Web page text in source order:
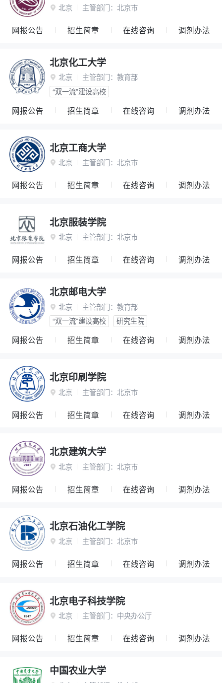
 北京 主管部门： 北京市
网报公告 招生简章 在线咨询 调剂办法
北京化工大学
 北京 主管部门： 教育部
“双一流”建设高校
网报公告 招生简章 在线咨询 调剂办法
北京工商大学
 北京 主管部门： 北京市
网报公告 招生简章 在线咨询 调剂办法
北京服装学院
 北京 主管部门： 北京市
网报公告 招生简章 在线咨询 调剂办法
北京邮电大学
 北京 主管部门： 教育部
“双一流”建设高校
研究生院
网报公告 招生简章 在线咨询 调剂办法
北京印刷学院
 北京 主管部门： 北京市
网报公告 招生简章 在线咨询 调剂办法
北京建筑大学
 北京 主管部门： 北京市
网报公告 招生简章 在线咨询 调剂办法
北京石油化工学院
 北京 主管部门： 北京市
网报公告 招生简章 在线咨询 调剂办法
北京电子科技学院
 北京 主管部门： 中央办公厅
网报公告 招生简章 在线咨询 调剂办法
中国农业大学